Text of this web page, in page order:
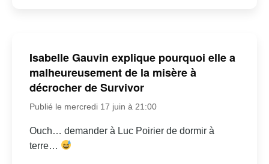
Isabelle Gauvin explique pourquoi elle a
malheureusement de la misère à
décrocher de Survivor
Publié le mercredi 17 juin à 21:00
Ouch… demander à Luc Poirier de dormir à
terre…